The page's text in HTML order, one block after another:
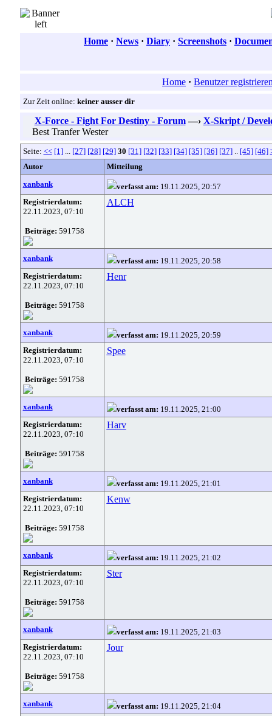
Home · News · Diary · Screenshots ·
Home · Benutzer
Zur Zeit online: keiner ausser dir
X-Force - Fight For Destiny - Forum —› X-Skript /
Best Tranfer Wester
Seite: << [1]... [27] [28] [29] 30 [31] [32] [33] [34] [35] [36] [37].. [45] [46]
Autor
Mitteilung
xanbank
verfasst am: 19.11.2025, 20:57
Registrierdatum:
22.11.2023, 07:10
Beiträge: 591758
ALCH
xanbank verfasst am: 19.11.2025, 20:58
Registrierdatum:
22.11.2023, 07:10
Beiträge: 591758
Henr
xanbank verfasst am: 19.11.2025, 20:59
Registrierdatum:
22.11.2023, 07:10
Beiträge: 591758
Spee
xanbank verfasst am: 19.11.2025, 21:00
Registrierdatum:
22.11.2023, 07:10
Beiträge: 591758
Harv
xanbank verfasst am: 19.11.2025, 21:01
Registrierdatum:
22.11.2023, 07:10
Beiträge: 591758
Kenw
xanbank verfasst am: 19.11.2025, 21:02
Registrierdatum:
22.11.2023, 07:10
Beiträge: 591758
Ster
xanbank verfasst am: 19.11.2025, 21:03
Registrierdatum:
22.11.2023, 07:10
Beiträge: 591758
Jour
xanbank verfasst am: 19.11.2025, 21:04